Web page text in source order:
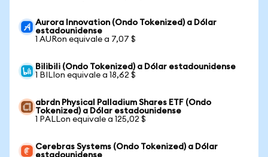
Aurora Innovation (Ondo Tokenized) a Dólar
estadounidense
1 AURon equivale a 7,07 $
Bilibili (Ondo Tokenized) a Dólar estadounidense
1 BILIon equivale a 18,62 $
abrdn Physical Palladium Shares ETF (Ondo
Tokenized) a Dólar estadounidense
1 PALLon equivale a 125,02 $
Cerebras Systems (Ondo Tokenized) a Dólar
estadounidense